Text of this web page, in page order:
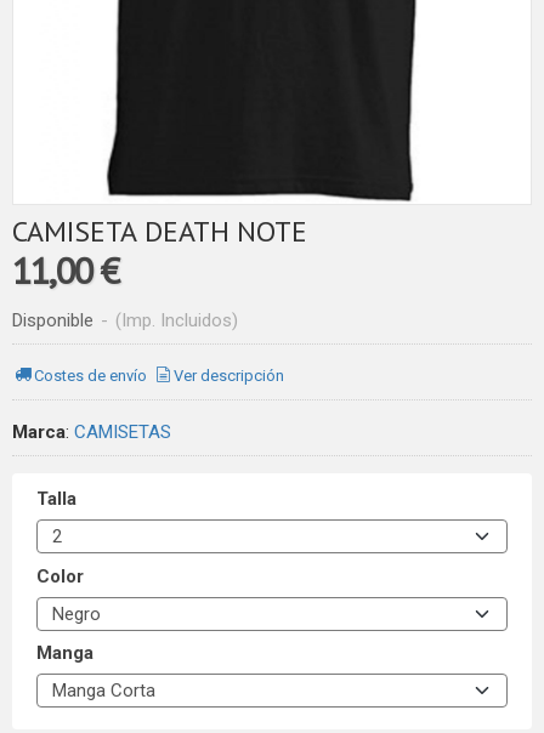
CAMISETA DEATH NOTE
11,00 €
Disponible - (Imp. Incluidos)
Costes de envío Ver descripción
Marca: CAMISETAS
Talla
Color
Manga